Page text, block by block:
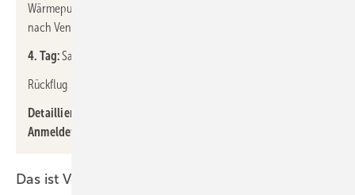
Wärmepumpen-Thementag bei Clivet und einem Tagesausflug
nach Venedig.
4. Tag:Samstag, 28.09.2024 Venedig – Frankfurt
Rückflug
Detaillierte Informationen zur Reise sowie das
Anmeldeformular finden Sie am Ende des Artikels.
Das ist Venedig